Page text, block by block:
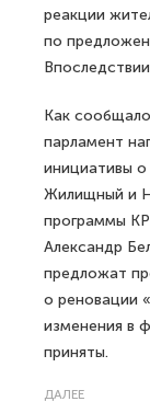
реакции
по
Как
парламент
инициативы о
Жилищный и
программы
Александр
предложат
о реновации
изменения в
приняты.
ДАЛЕЕ